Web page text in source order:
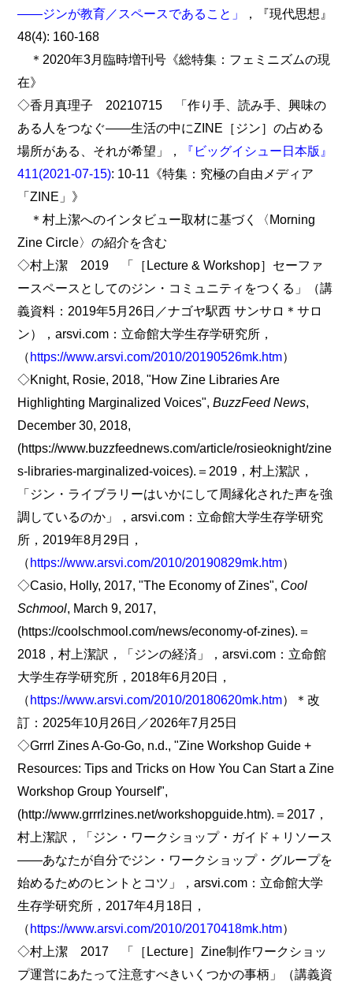
――ジンが教育／スペースであること」
，『現代思想』
48(4): 160-168
＊2020年3月臨時増刊号《総特集：フェミニズムの現
在》
◇香月真理子 20210715 「作り手、読み手、興味の
ある人をつなぐ――生活の中にZINE［ジン］の占める
場所がある、それが希望」，
『ビッグイシュー日本版』
411(2021-07-15): 10-11《特集：究極の自由メディア
「ZINE」》
＊村上潔へのインタビュー取材に基づく〈Morning
Zine Circle〉の紹介を含む
◇村上潔 2019 「［Lecture & Workshop］セーファ
ースペースとしてのジン・コミュニティをつくる」（講
義資料：2019年5月26日／ナゴヤ駅西 サンサロ＊サロ
ン），arsvi.com：立命館大学生存学研究所，
（ https://www.arsvi.com/2010/20190526mk.htm）
◇Knight, Rosie, 2018, "How Zine Libraries Are
Highlighting Marginalized Voices",BuzzFeed News,
December 30, 2018,
(https://www.buzzfeednews.com/article/rosieoknight/zine
s-libraries-marginalized-voices).＝2019，村上潔訳，
「ジン・ライブラリーはいかにして周縁化された声を強
調しているのか」，arsvi.com：立命館大学生存学研究
所，2019年8月29日，
（ https://www.arsvi.com/2010/20190829mk.htm）
◇Casio, Holly, 2017, "The Economy of Zines", Cool
Schmool, March 9, 2017,
(https://coolschmool.com/news/economy-of-zines).＝
2018，村上潔訳，「ジンの経済」，arsvi.com：立命館
大学生存学研究所，2018年6月20日，
（ https://www.arsvi.com/2010/20180620mk.htm）＊改
訂：2025年10月26日／2026年7月25日
◇Grrrl Zines A-Go-Go, n.d., "Zine Workshop Guide +
Resources: Tips and Tricks on How You Can Start a Zine
Workshop Group Yourself",
(http://www.grrrlzines.net/workshopguide.htm).＝2017，
村上潔訳，「ジン・ワークショップ・ガイド＋リソース
――あなたが自分でジン・ワークショップ・グループを
始めるためのヒントとコツ」，arsvi.com：立命館大学
生存学研究所，2017年4月18日，
（ https://www.arsvi.com/2010/20170418mk.htm）
◇村上潔 2017 「［Lecture］Zine制作ワークショッ
プ運営にあたって注意すべきいくつかの事柄」（講義資